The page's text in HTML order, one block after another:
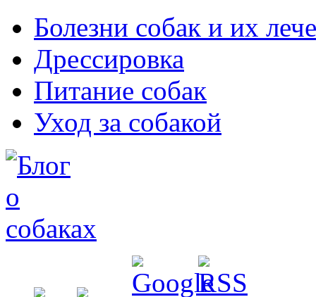
Болезни собак и их
Дрессировка
Питание собак
Уход за собакой